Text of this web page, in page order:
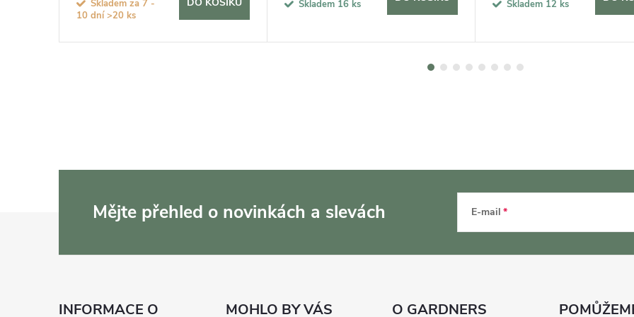
Skladem za 7 -
10 dní>20 ks
Skladem 16 ks Skladem 12 ks
Mějte přehled o novinkách a slevách E-mail
INFORMACE O MOHLO BY VÁS O GARDNERS